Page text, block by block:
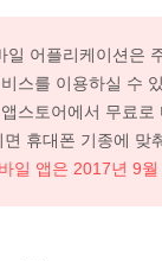
일 어플리케이션은
스를 이용하실 수
스토어에서 무료
휴대폰 기종에 맞
일 앱은 2017년 9